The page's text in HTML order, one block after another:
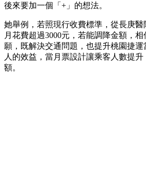
後來要加一個「+」的想法。
她舉例，若照現行收費標準，從長庚
月花費超過3000元，若能調降金額，
願，既解決交通問題，也提升桃園捷
人的效益，當月票設計讓乘客人數提
額。